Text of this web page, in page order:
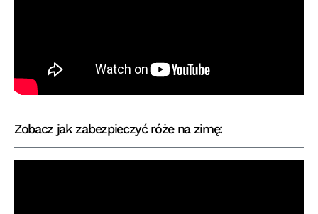
Zobacz jak zabezpieczyć róże na zimę: